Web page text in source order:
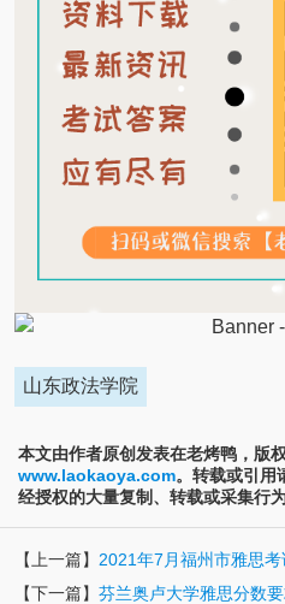
山东政法学院
本文由作者原创发表在老烤鸭，版
www.laokaoya.com。转载或引用
经授权的大量复制、转载或采集行
【上一篇】 2021年7月福州市雅思
【下一篇】 芬兰奥卢大学雅思分数